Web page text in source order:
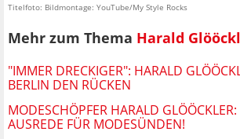
Titelfoto: Bildmontage: YouTube/My Style Rocks
Mehr zum Thema Harald
"IMMER DRECKIGER": HARALD
BERLIN DEN RÜCKEN
MODESCHÖPFER HARALD
AUSREDE FÜR MODESÜNDEN!